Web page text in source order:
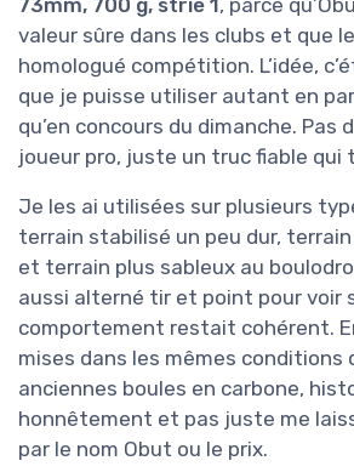
73mm, 700 g, strie 1, parce
valeur sûre dans les clubs et que
homologué compétition. L’idée,
que je puisse utiliser autant en
qu’en concours du dimanche. Pas
joueur pro, juste un truc fiable qui
Je les ai utilisées sur plusieurs
terrain stabilisé un peu dur,
et terrain plus sableux au
aussi alterné tir et point pour voir
comportement restait cohérent.
mises dans les mêmes conditions
anciennes boules en carbone,
honnêtement et pas juste me
par le nom Obut ou le prix.